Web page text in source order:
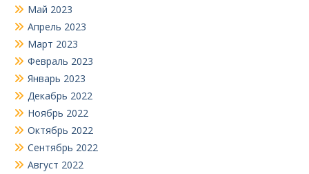
Май 2023
Апрель 2023
Март 2023
Февраль 2023
Январь 2023
Декабрь 2022
Ноябрь 2022
Октябрь 2022
Сентябрь 2022
Август 2022